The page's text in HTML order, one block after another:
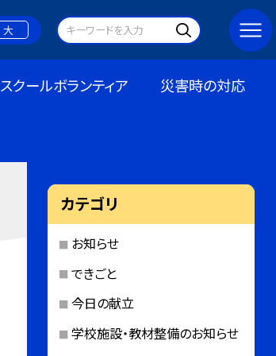
大
スクールボランティア 災害時の対応
カテゴリ
お知らせ
できごと
今日の献立
学校施設・教材整備のお知らせ